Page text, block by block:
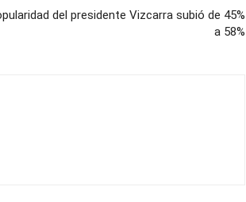
del presidente Vizcarra subió de 45%
a 58%